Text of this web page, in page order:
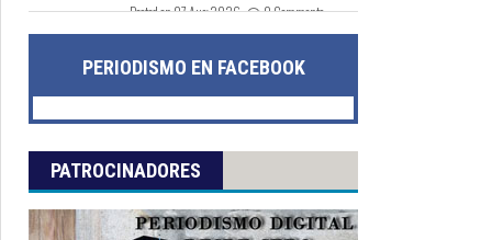
Posted on 07 Aug 2026 - 0 Comments
PERIODISMO EN FACEBOOK
PATROCINADORES